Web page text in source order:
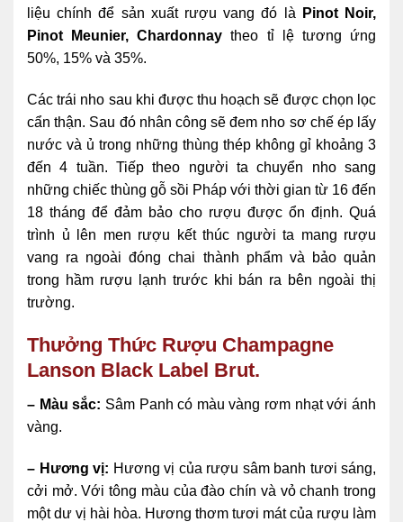
liệu chính để sản xuất rượu vang đó là Pinot Noir,
Pinot Meunier, Chardonnay theo tỉ lệ tương ứng
50%, 15% và 35%.
Các trái nho sau khi được thu hoạch sẽ được chọn lọc
cẩn thận. Sau đó nhân công sẽ đem nho sơ chế ép lấy
nước và ủ trong những thùng thép không gỉ khoảng 3
đến 4 tuần. Tiếp theo người ta chuyển nho sang
những chiếc thùng gỗ sồi Pháp với thời gian từ 16 đến
18 tháng để đảm bảo cho rượu được ổn định. Quá
trình ủ lên men rượu kết thúc người ta mang rượu
vang ra ngoài đóng chai thành phẩm và bảo quản
trong hầm rượu lạnh trước khi bán ra bên ngoài thị
trường.
Thưởng Thức Rượu Champagne
Lanson Black Label Brut.
– Màu sắc: Sâm Panh có màu vàng rơm nhạt với ánh
vàng.
– Hương vị: Hương vị của rượu sâm banh tươi sáng,
cởi mở. Với tông màu của đào chín và vỏ chanh trong
một dư vị hài hòa. Hương thơm tươi mát của rượu làm